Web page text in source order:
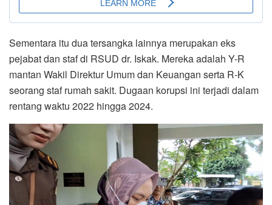
Sementara itu dua tersangka lainnya merupakan eks
pejabat dan staf di RSUD dr. Iskak. Mereka adalah Y-R
mantan Wakil Direktur Umum dan Keuangan serta R-K
seorang staf rumah sakit. Dugaan korupsi ini terjadi dalam
rentang waktu 2022 hingga 2024.